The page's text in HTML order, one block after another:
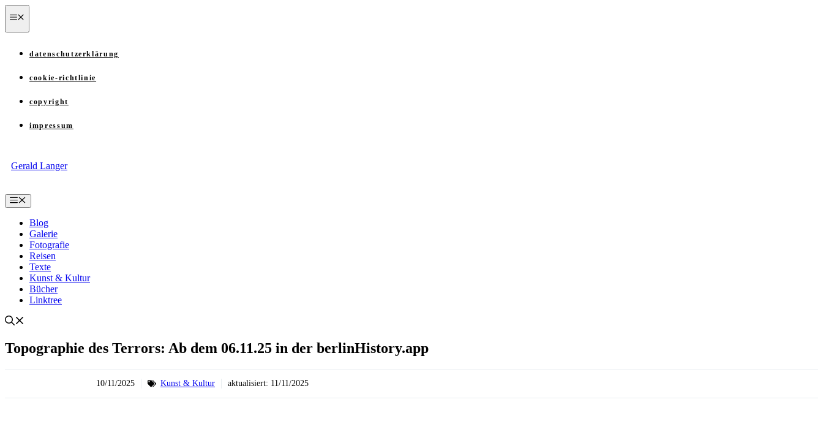
Zum
Inhalt
springen
datenschutzerklärung
cookie-richtlinie
copyright
impressum
Gerald Langer
Menü
Blog
Galerie
Fotografie
Reisen
Texte
Kunst & Kultur
Bücher
Linktree
Topographie des Terrors: Ab dem 06.11.25 in der berlinHistory.app
10/11/2025 Kunst & Kultur aktualisiert: 11/11/2025